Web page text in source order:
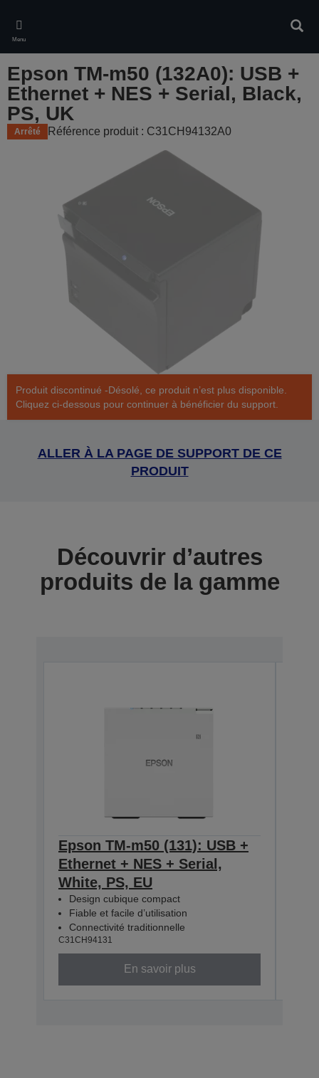
main
content
Menu
Epson TM-m50 (132A0): USB +
Ethernet + NES + Serial, Black,
PS, UK
Arrêté Référence produit : C31CH94132A0
Produit discontinué -Désolé, ce produit n’est plus disponible.
Cliquez ci-dessous pour continuer à bénéficier du support.
ALLER À LA PAGE DE SUPPORT DE CE
PRODUIT
Découvrir d’autres
produits de la gamme
Epson TM-m50 (131): USB +
Ethernet + NES + Serial,
White, PS, EU
Design cubique compact
Fiable et facile d’utilisation
Connectivité traditionnelle
C31CH94131
En savoir plus